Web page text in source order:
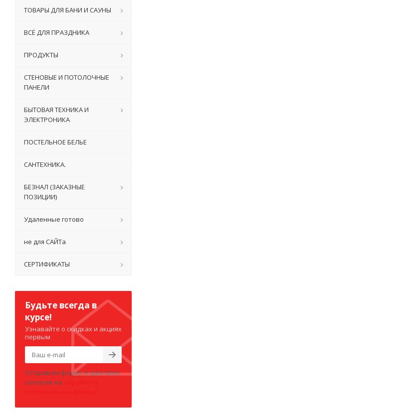
ТОВАРЫ ДЛЯ БАНИ И САУНЫ
ВСЁ ДЛЯ ПРАЗДНИКА
ПРОДУКТЫ
СТЕНОВЫЕ И ПОТОЛОЧНЫЕ
ПАНЕЛИ
БЫТОВАЯ ТЕХНИКА И
ЭЛЕКТРОНИКА
ПОСТЕЛЬНОЕ БЕЛЬЕ
САНТЕХНИКА.
БЕЗНАЛ (ЗАКАЗНЫЕ
ПОЗИЦИИ)
Удаленные готово
не для САЙТа
СЕРТИФИКАТЫ
Будьте всегда в
курсе!
Узнавайте о скидках и акциях
первым
Отправляя форму, я даю свое
согласие на